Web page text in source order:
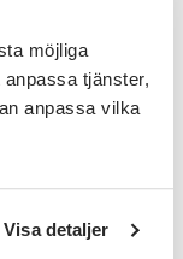
möjliga
tjänster,
anpassa vilka
Visa detaljer
fått testa på
folkdans.